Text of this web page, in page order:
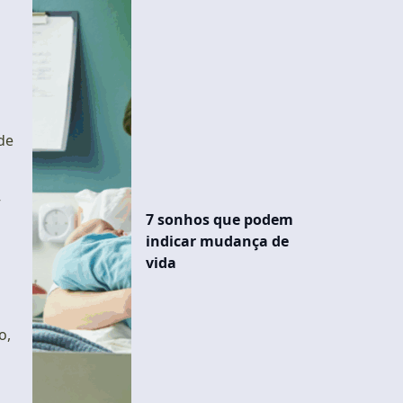
7 sonhos que podem
indicar mudança de
vida